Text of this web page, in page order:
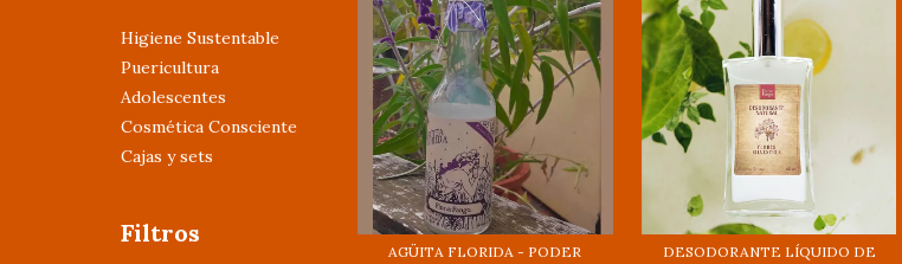
Higiene Sustentable
Puericultura
Adolescentes
Cosmética Consciente
Cajas y sets
Filtros
AGÜITA FLORIDA - PODER
DESODORANTE LÍQUIDO DE